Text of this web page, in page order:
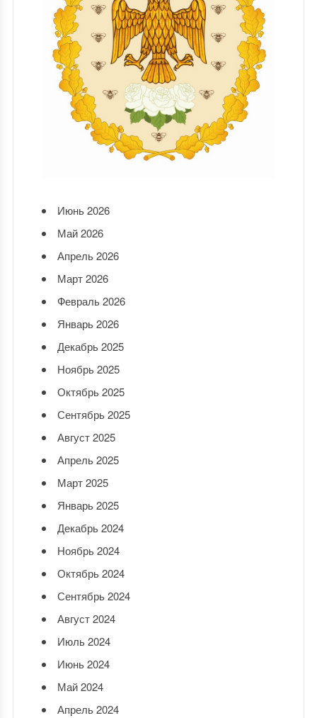
Июнь 2026
Май 2026
Апрель 2026
Март 2026
Февраль 2026
Январь 2026
Декабрь 2025
Ноябрь 2025
Октябрь 2025
Сентябрь 2025
Август 2025
Апрель 2025
Март 2025
Январь 2025
Декабрь 2024
Ноябрь 2024
Октябрь 2024
Сентябрь 2024
Август 2024
Июль 2024
Июнь 2024
Май 2024
Апрель 2024